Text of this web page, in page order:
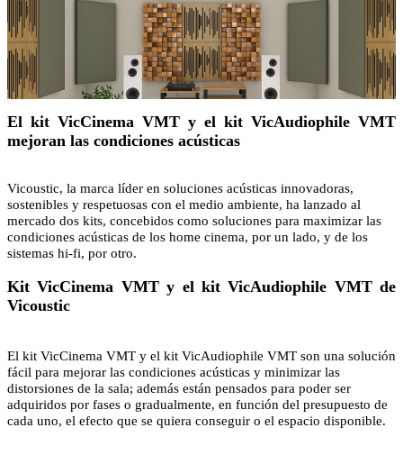
El kit VicCinema VMT y el kit VicAudiophile VMT
mejoran las condiciones acústicas
Vicoustic, la marca líder en soluciones acústicas innovadoras,
sostenibles y respetuosas con el medio ambiente, ha lanzado al
mercado dos kits, concebidos como soluciones para maximizar las
condiciones acústicas de los home cinema, por un lado, y de los
sistemas hi-fi, por otro.
Kit VicCinema VMT y el kit VicAudiophile VMT de
Vicoustic
El kit VicCinema VMT y el kit VicAudiophile VMT son una solución
fácil para mejorar las condiciones acústicas y minimizar las
distorsiones de la sala; además están pensados para poder ser
adquiridos por fases o gradualmente, en función del presupuesto de
cada uno, el efecto que se quiera conseguir o el espacio disponible.